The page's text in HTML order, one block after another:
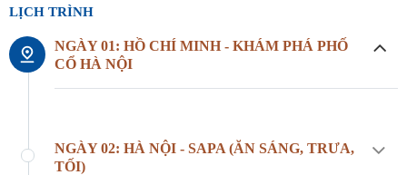
LỊCH TRÌNH
NGÀY 01: HỒ CHÍ MINH - KHÁM PHÁ PHỐ
CỔ HÀ NỘI
NGÀY 02: HÀ NỘI - SAPA (ĂN SÁNG, TRƯA,
TỐI)